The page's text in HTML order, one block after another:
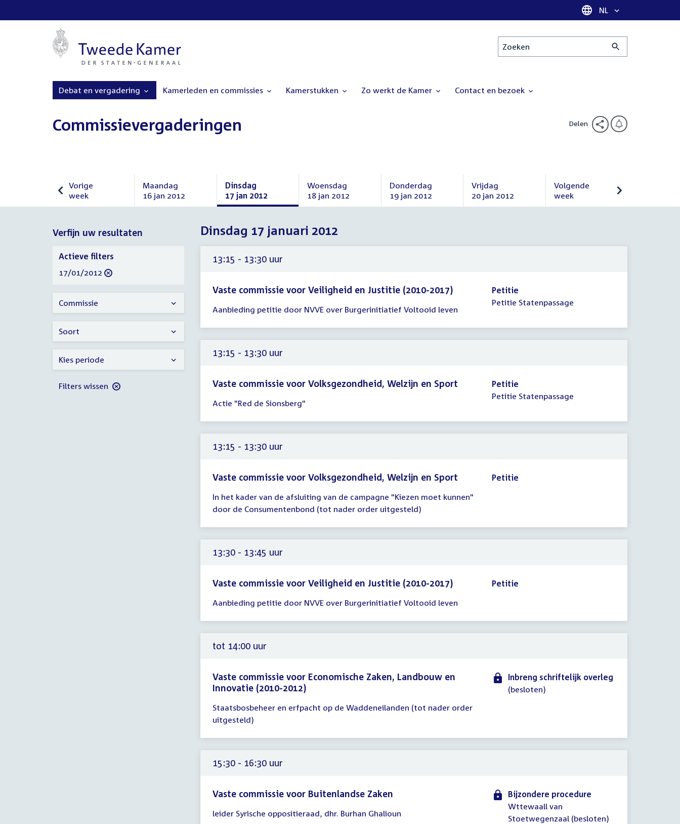
Taal selectie
NL
Zoeken
Debat en vergadering Kamerleden en commissies Kamerstukken Zo werkt de Kamer Contact en bezoek
Commissievergaderingen Delen
Vorige
week
Vorige
Maandag
16 jan 2012
Maandag
Dinsdag
17 jan 2012
Dinsdag
januari
2012
Woensdag
18 jan 2012
Woensdag
januari
2012
Donderdag
19 jan 2012
Donderdag
Vrijdag
20 jan 2012
Vrijdag
Volgende
week
Volgende
Dinsdag 17 januari 2012
Verfijn uw resultaten
13:15 - 13:30 uur
Vaste commissie voor Veiligheid en Justitie (2010-2017)
vergadering
13:15
-
13:30
Aanbieding petitie door NVVE over Burgerinitiatief Voltooid leven
Petitie
Petitie Statenpassage
13:15 - 13:30 uur
Vaste commissie voor Volksgezondheid, Welzijn en Sport
vergadering
13:15
-
13:30
Actie "Red de Sionsberg"
Petitie
Petitie Statenpassage
13:15 - 13:30 uur
Vaste commissie voor Volksgezondheid, Welzijn en Sport
vergadering
13:15
-
13:30
uur
In het kader van de afsluiting van de campagne "Kiezen moet kunnen"
door de Consumentenbond (tot nader order uitgesteld)
Petitie
13:30 - 13:45 uur
Vaste commissie voor Veiligheid en Justitie (2010-2017)
vergadering
13:30
-
13:45
Aanbieding petitie door NVVE over Burgerinitiatief Voltooid leven
Petitie
tot 14:00 uur
Vaste commissie voor Economische Zaken, Landbouw en
Innovatie (2010-2012)
vergadering
tot
14:00
uur
Staatsbosbeheer en erfpacht op de Waddeneilanden (tot nader order
uitgesteld)
Inbreng schriftelijk overleg
(besloten)
15:30 - 16:30 uur
Vaste commissie voor Buitenlandse Zaken
vergadering
leider Syrische oppositieraad, dhr. Burhan Ghalioun
Bijzondere procedure
Wttewaall van
Stoetwegenzaal (besloten)
Verfijn
uw
resultaten
Actieve filters
verwijder
17/01/2012
Commissie
Soort
Kies periode
Filters wissen